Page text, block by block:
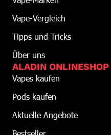
Vape-Vergleich
Tipps und Tricks
Über uns
ALADIN ONLINESHOP
Vapes kaufen
Pods kaufen
Aktuelle Angebote